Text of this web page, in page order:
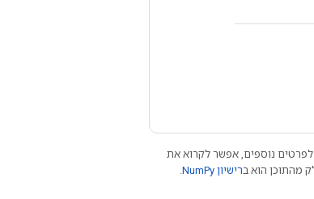
. לפרטים נוספים, אפשר לקרוא את
רישיון NumPy‏